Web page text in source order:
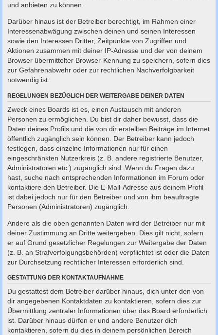
und anbieten zu können.
Darüber hinaus ist der Betreiber berechtigt, im Rahmen einer
Interessenabwägung zwischen deinen und seinen Interessen
sowie den Interessen Dritter, Zeitpunkte von Zugriffen und
Aktionen zusammen mit deiner IP-Adresse und der von deinem
Browser übermittelter Browser-Kennung zu speichern, sofern dies
zur Gefahrenabwehr oder zur rechtlichen Nachverfolgbarkeit
notwendig ist.
REGELUNGEN BEZÜGLICH DER WEITERGABE DEINER DATEN
Zweck eines Boards ist es, einen Austausch mit anderen
Personen zu ermöglichen. Du bist dir daher bewusst, dass die
Daten deines Profils und die von dir erstellten Beiträge im Internet
öffentlich zugänglich sein können. Der Betreiber kann jedoch
festlegen, dass einzelne Informationen nur für einen
eingeschränkten Nutzerkreis (z. B. andere registrierte Benutzer,
Administratoren etc.) zugänglich sind. Wenn du Fragen dazu
hast, suche nach entsprechenden Informationen im Forum oder
kontaktiere den Betreiber. Die E-Mail-Adresse aus deinem Profil
ist dabei jedoch nur für den Betreiber und von ihm beauftragte
Personen (Administratoren) zugänglich.
Andere als die oben genannten Daten wird der Betreiber nur mit
deiner Zustimmung an Dritte weitergeben. Dies gilt nicht, sofern
er auf Grund gesetzlicher Regelungen zur Weitergabe der Daten
(z. B. an Strafverfolgungsbehörden) verpflichtet ist oder die Daten
zur Durchsetzung rechtlicher Interessen erforderlich sind.
GESTATTUNG DER KONTAKTAUFNAHME
Du gestattest dem Betreiber darüber hinaus, dich unter den von
dir angegebenen Kontaktdaten zu kontaktieren, sofern dies zur
Übermittlung zentraler Informationen über das Board erforderlich
ist. Darüber hinaus dürfen er und andere Benutzer dich
kontaktieren, sofern du dies in deinem persönlichen Bereich